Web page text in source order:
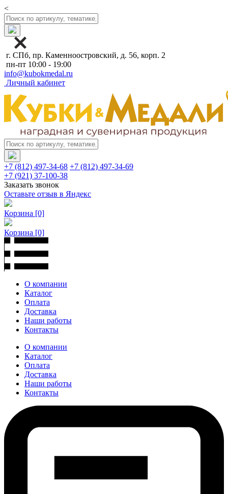
<
г. СПб, пр. Каменноостровский, д. 56, корп. 2
пн-пт 10:00 - 19:00
info@kubokmedal.ru
Личный кабинет
+7 (812) 497-34-68 +7 (812) 497-34-69
+7 (921) 37-100-38
Заказать звонок
Оставьте отзыв в Яндекс
Корзина [0]
Корзина [0]
О компании
Каталог
Оплата
Доставка
Наши работы
Контакты
О компании
Каталог
Оплата
Доставка
Наши работы
Контакты